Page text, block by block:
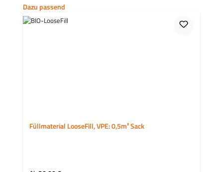
Produktgalerie überspringen
Dazu passend
Füllmaterial LooseFill, VPE: 0,5m³ Sack